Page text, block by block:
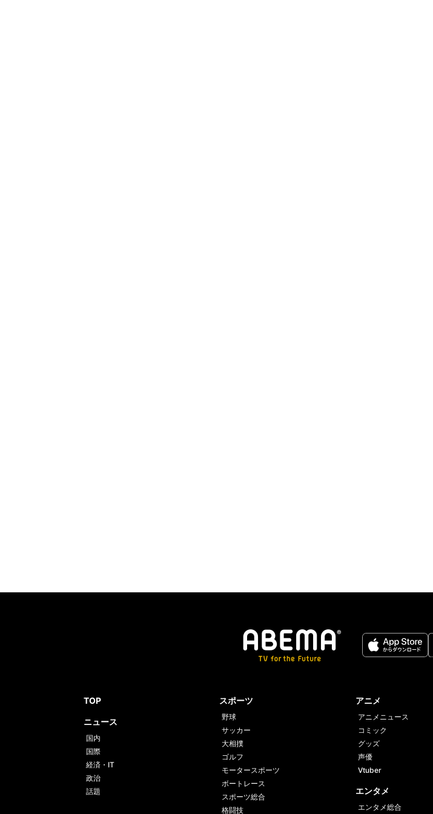
TOP
ニュース
国内
国際
経済・IT
政治
話題
スポーツ
野球
サッカー
大相撲
ゴルフ
モータースポーツ
ボートレース
スポーツ総合
格闘技
アニメ
アニメニュース
コミック
グッズ
声優
Vtuber
エンタメ
エンタメ総合